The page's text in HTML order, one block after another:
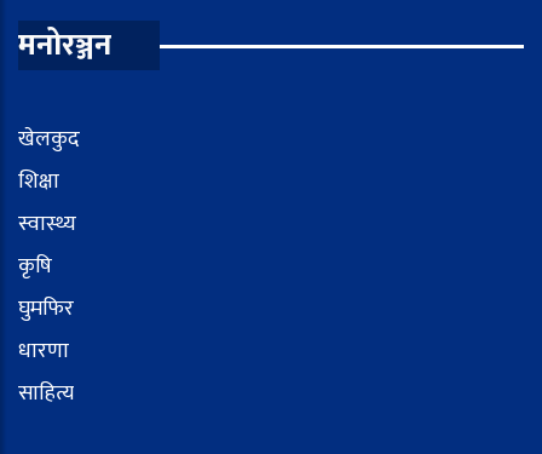
मनोरञ्जन
खेलकुद
शिक्षा
स्वास्थ्य
कृषि
घुमफिर
धारणा
साहित्य